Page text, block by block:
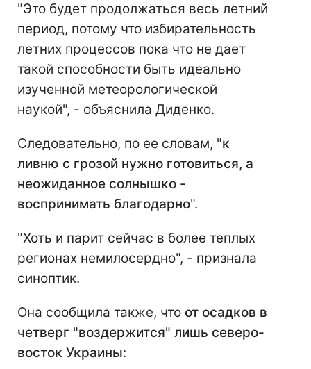
"Это будет продолжаться весь летний
период, потому что избирательность
летних процессов пока что не дает
такой способности быть идеально
изученной метеорологической
наукой", - объяснила Диденко.
Следовательно, по ее словам, "к
ливню с грозой нужно готовиться, а
неожиданное солнышко -
воспринимать благодарно".
"Хоть и парит сейчас в более теплых
регионах немилосердно", - признала
синоптик.
Она сообщила также, что от осадков в
четверг "воздержится" лишь северо-
восток Украины: